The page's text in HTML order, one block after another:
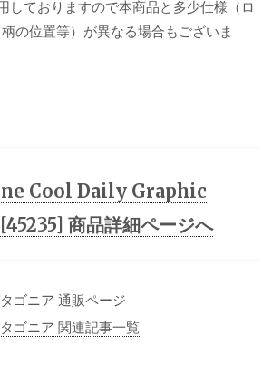
しておりますので本商品と多少仕様（ロ
の位置等）が異なる場合もございま
Cool Daily Graphic
商品詳細ページへ
ゴニア 通販ページ
ゴニア 関連記事一覧